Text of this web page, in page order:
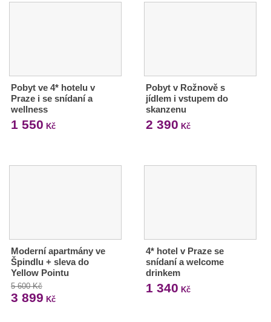
Pobyt ve 4* hotelu v
Praze i se snídaní a
wellness
1 550 Kč
Pobyt v Rožnově s
jídlem i vstupem do
skanzenu
2 390 Kč
Moderní apartmány ve
Špindlu + sleva do
Yellow Pointu
5 600 Kč
3 899 Kč
4* hotel v Praze se
snídaní a welcome
drinkem
1 340 Kč